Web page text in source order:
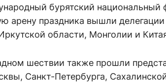
бурятский национальный
арену праздника вышли
области, Монголии и
шествии также прошли
Санкт-Петербурга,